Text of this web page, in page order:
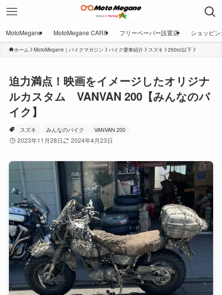
MotoMegane MotoMegane CARS フリーペーパー設置店 ショッピン
ホーム MotoMegane｜バイクマガジン バイク愛車紹介 スズキ 250cc以下
迫力満点！映画をイメージしたオリジナ
ルカスタム VANVAN 200【みんなのバ
イク】
スズキ みんなのバイク VANVAN 200
2023年11月28日 2024年4月23日